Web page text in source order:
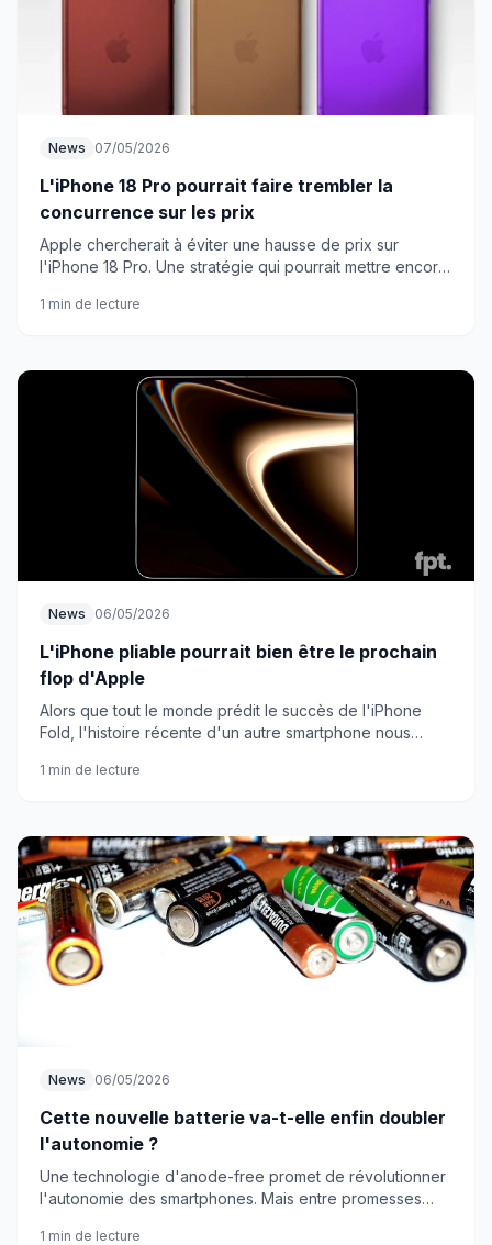
News 07/05/2026
L'iPhone 18 Pro pourrait faire trembler la
concurrence sur les prix
Apple chercherait à éviter une hausse de prix sur
l'iPhone 18 Pro. Une stratégie qui pourrait mettre encore
hausse.
1 min de lecture
News 06/05/2026
L'iPhone pliable pourrait bien être le prochain
flop d'Apple
Alors que tout le monde prédit le succès de l'iPhone
Fold, l'histoire récente d'un autre smartphone nous
retentissant.
1 min de lecture
News 06/05/2026
Cette nouvelle batterie va-t-elle enfin doubler
l'autonomie ?
Une technologie d'anode-free promet de révolutionner
l'autonomie des smartphones. Mais entre promesses
1 min de lecture